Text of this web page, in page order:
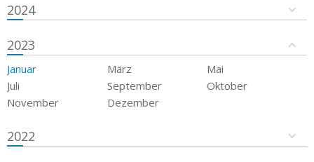
2024
2023
Januar März
Mai
Juli
September
Oktober
November
Dezember
2022